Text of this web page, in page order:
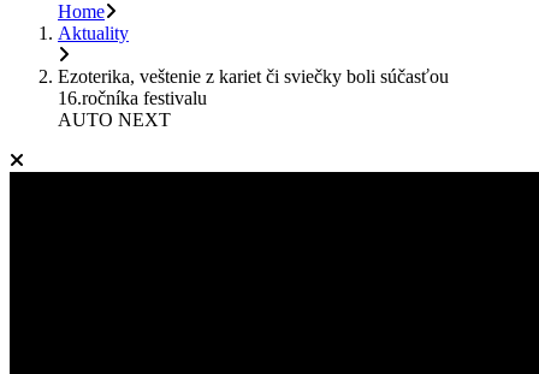
Home
Aktuality
Ezoterika, veštenie z kariet či sviečky boli súčasťou
16.ročníka festivalu
AUTO NEXT